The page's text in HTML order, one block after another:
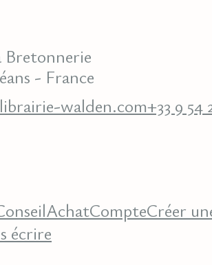
Bretonnerie
- France
walden.com+33 9 54
AchatCompteCréer
écrire